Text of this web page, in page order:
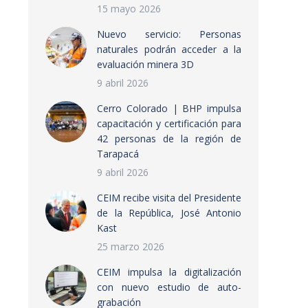
15 mayo 2026
Nuevo servicio: Personas
naturales podrán acceder a la
evaluación minera 3D
9 abril 2026
Cerro Colorado | BHP impulsa
capacitación y certificación para
42 personas de la región de
Tarapacá
9 abril 2026
CEIM recibe visita del Presidente
de la República, José Antonio
Kast
25 marzo 2026
CEIM impulsa la digitalización
con nuevo estudio de auto-
grabación